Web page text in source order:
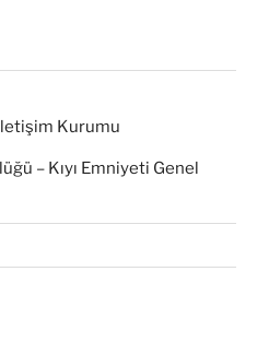
Kurumu
– Kıyı Emniyeti Genel